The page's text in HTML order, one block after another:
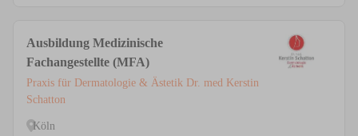
Ausbildung Medizinische
Fachangestellte (MFA)
Praxis für Dermatologie & Ästetik Dr. med Kerstin
Schatton
Köln